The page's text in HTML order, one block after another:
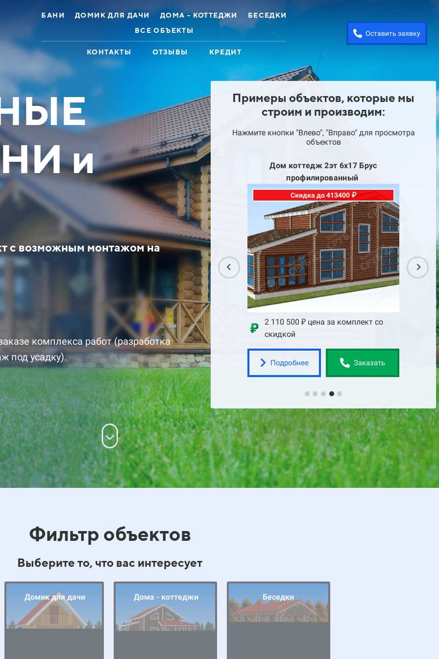
БАНИ ДОМИК ДЛЯ ДАЧИ ДОМА - КОТТЕДЖИ
БЕСЕДКИ
ВСЕ ОБЪЕКТЫ
КОНТАКТЫ ОТЗЫВЫ КРЕДИТ
Оставить заявку
и
с возможным монтажом на
комплекса работ (разработка
под усадку).
Примеры объектов, которые мы
строим и производим:
Нажмите кнопки "Влево", "Вправо" для просмотра
объектов
2эт 8х12 Брус
448100 ₽
за комплект со
Заказать
Дом коттедж 11х13
Оцилиндрованное бревно
Скидка до 329600 ₽
1 892 700 ₽ цена за комплект со
скидкой
Подробнее Заказать
Дом коттедж 2эт 6х17 Брус
профилированный
Скидка до 413400 ₽
2 110 500 ₽ цена за комплект со
скидкой
Подробнее Заказать
2
Фильтр объектов
Выберите то, что вас интересует
Домик для дачи Дома - коттеджи Беседки